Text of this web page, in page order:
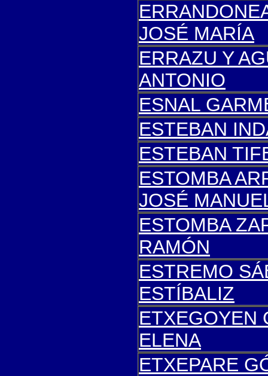
JOSÉ MARÍA
ERRAZU Y
ANTONIO
ESNAL
ESTEBAN
ESTEBAN
ESTOMBA
JOSÉ
ESTOMBA
RAMÓN
ESTREMO
ESTÍBALIZ
ETXEGOYEN
ELENA
ETXEPARE